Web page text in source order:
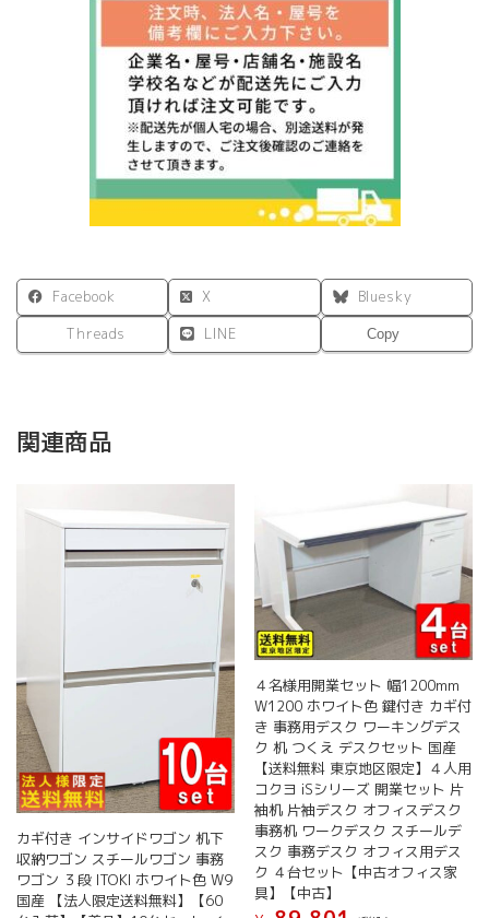
Facebook X
Bluesky
Threads
LINE Copy
関連商品
カギ付き インサイドワゴン 机下
収納ワゴン スチールワゴン 事務
ワゴン ３段 ITOKI ホワイト色 W9
国産 【法人限定送料無料】【60
４名様用開業セット 幅1200mm
W1200 ホワイト色 鍵付き カギ付
き 事務用デスク ワーキングデス
ク 机 つくえ デスクセット 国産
【送料無料 東京地区限定】４人用
コクヨ iSシリーズ 開業セット 片
袖机 片袖デスク オフィスデスク
事務机 ワークデスク スチールデ
スク 事務デスク オフィス用デス
ク ４台セット【中古オフィス家
具】【中古】